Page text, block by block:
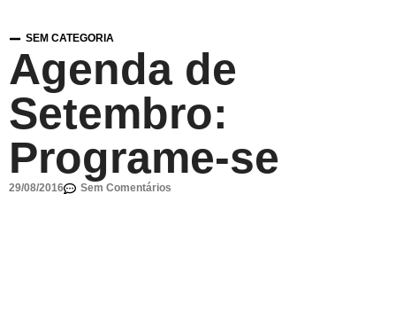
SEM CATEGORIA
Agenda de
Setembro:
Programe-se
29/08/2016 Sem Comentários